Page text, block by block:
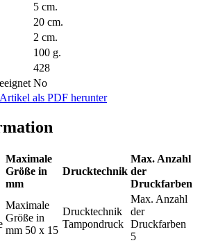
5 cm.
20 cm.
2 cm.
100 g.
428
No
als PDF herunter
Maximale
Größe in
mm
Drucktechnik
Max. Anzahl
der
Druckfarben
Maximale
Größe in
mm 50 x 15
Drucktechnik
Tampondruck
Max. Anzahl
der
Druckfarben
5